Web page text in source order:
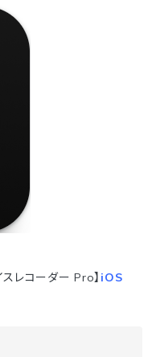
レコーダー Pro】 iOS